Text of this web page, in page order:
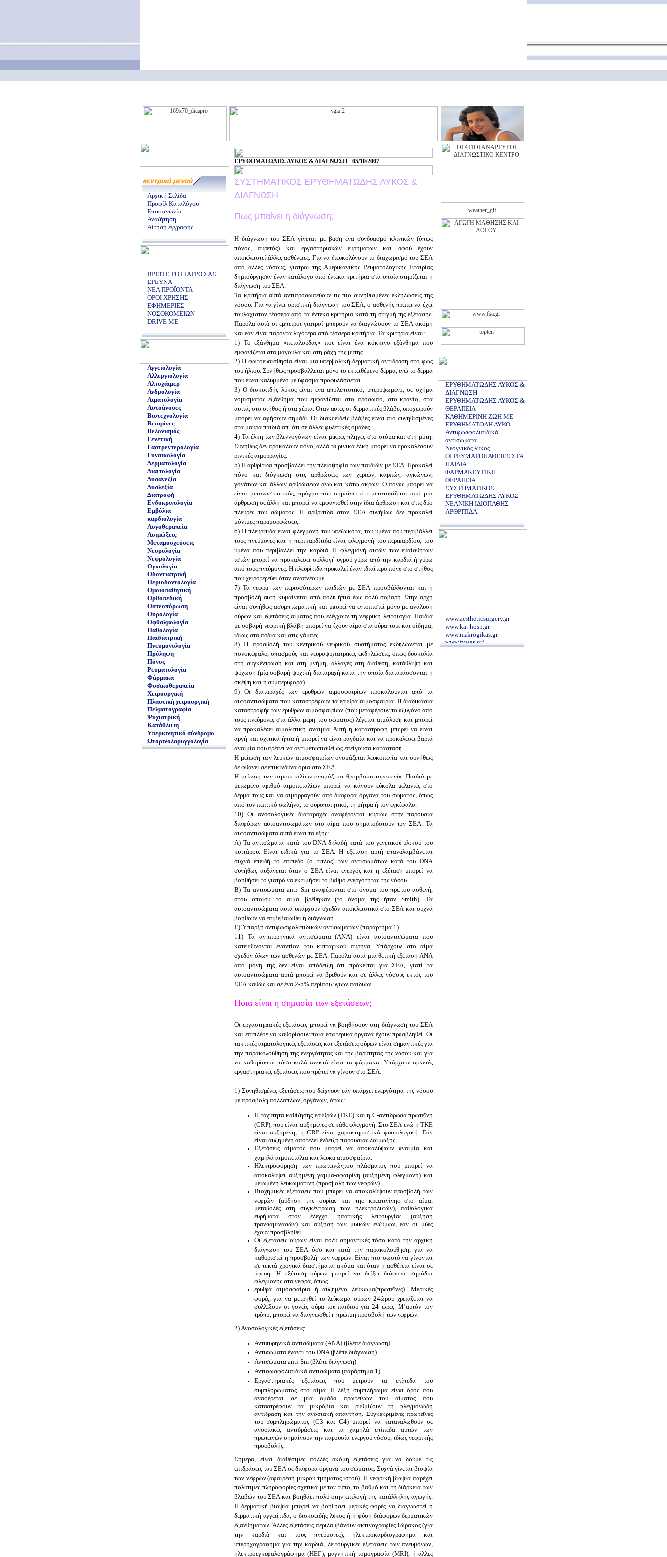
Αρχική Σελίδα
Προφίλ Καταλόγου
Επικοινωνία
Αναζήτηση
Αίτηση εγγραφής
ΒΡΕΙΤΕ ΤΟ ΓΙΑΤΡΟ ΣΑΣ
ΕΡΕΥΝΑ
ΝΕΑ ΠΡΟΪΟΝΤΑ
ΟΡΟΙ ΧΡΗΣΗΣ
ΕΦΗΜΕΡΙΕΣ
ΝΟΣΟΚΟΜΕΙΩΝ
DRIVE ME
Αγγειολογία
Αλλεργιολογία
Αλτσχάιμερ
Ανδρολογία
Αιματολογία
Αυτοάνοσες
Βιοτεχνολογία
Βιταμίνες
Βελονισμός
Γενετική
Γαστρεντερολογία
Γυναικολογία
Δερματολογία
Διαιτολογία
Δυσανεξία
Δυσλεξία
Διατροφή
Ενδοκρινολογία
Εμβόλια
καρδιολογία
Λογοθεραπεία
Λοιμώξεις
Μεταμοσχεύσεις
Νευρολογία
Νεφρολογία
Ογκολογία
Οδοντιατρική
Περιοδοντολογία
Ομοιοπαθητική
Ορθοπεδική
Οστεοπόρωση
Ουρολογία
Οφθαλμολογία
Παθολογία
Παιδιατρική
Πνευμονολογία
Πρόληψη
Πόνος
Ρευματολογία
Φάρμακα
Φυσικοθεραπεία
Χειρουργική
Πλαστική χειρουργική
Πελματογραφία
Ψυχιατρική
Κατάθλιψη
Υπερκινητικό σύνδρομο
Ωτορινολαρυγγολογία
ΕΡΥΘΗΜΑΤΩΔΗΣ ΛΥΚΟΣ & ΔΙΑΓΝΩΣΗ - 05/10/2007
ΣΥΣΤΗΜΑΤΙΚΟΣ ΕΡΥΘΗΜΑΤΩΔΗΣ ΛΥΚΟΣ &
ΔΙΑΓΝΩΣΗ
Πως μπαίνει η διάγνωση;
Η διάγνωση του ΣΕΛ γίνεται με βάση ένα συνδυασμό κλινικών (όπως
πόνος, πυρετός) και εργαστηριακών ευρημάτων και αφού έχουν
αποκλειστεί άλλες ασθένειες. Για να διευκολύνουν το διαχωρισμό του ΣΕΛ
από άλλες νόσους, γιατροί της Αμερικανικής Ρευματολογικής Εταιρίας
δημιούργησαν έναν κατάλογο από έντεκα κριτήρια στα οποία στηρίζεται η
διάγνωση του ΣΕΛ.
Τα κριτήρια αυτά αντιπροσωπεύουν τις πιο συνηθισμένες εκδηλώσεις της
νόσου. Για να γίνει οριστική διάγνωση του ΣΕΛ, ο ασθενής πρέπει να έχει
τουλάχιστον τέσσερα από τα έντεκα κριτήρια κατά τη στιγμή της εξέτασης.
Παρόλα αυτά οι έμπειροι γιατροί μπορούν να διαγνώσουν το ΣΕΛ ακόμη
και εάν είναι παρόντα λιγότερα από τέσσερα κριτήρια. Τα κριτήρια είναι:
1) Το εξάνθημα «πεταλούδας» που είναι ένα κόκκινο εξάνθημα που
εμφανίζεται στα μάγουλα και στη ράχη της μύτης.
2) Η φωτοευαισθησία είναι μια υπερβολική δερματική αντίδραση στο φως
του ήλιου. Συνήθως προσβάλλεται μόνο το εκτειθέμενο δέρμα, ενώ το δέρμα
που είναι καλυμμένο με ύφασμα προφυλάσσεται.
3) Ο δισκοειδής λύκος είναι ένα απολεπιστικό, υπερυψωμένο, σε σχήμα
νομίσματος εξάνθημα που εμφανίζεται στο πρόσωπο, στο κρανίο, στα
αυτιά, στο στήθος ή στα χέρια. Όταν αυτές οι δερματικές βλάβες υποχωρούν
μπορεί να αφήσουν σημάδι. Οι δισκοειδείς βλάβες είναι πιο συνηθισμένες
στα μαύρα παιδιά απ’ ότι σε άλλες φυλετικές ομάδες.
4) Τα έλκη των βλεννογόνων είναι μικρές πληγές στο στόμα και στη μύτη.
Συνήθως δεν προκαλούν πόνο, αλλά τα ρινικά έλκη μπορεί να προκαλέσουν
ρινικές αιμορραγίες.
5) Η αρθρίτιδα προσβάλλει την πλειοψηφία των παιδιών με ΣΕΛ. Προκαλεί
πόνο και διόγκωση στις αρθρώσεις των χεριών, καρπών, αγκώνων,
γονάτων και άλλων αρθρώσεων άνω και κάτω άκρων. Ο πόνος μπορεί να
είναι μεταναστευτικός, πράγμα που σημαίνει ότι μετατοπίζεται από μια
άρθρωση σε άλλη και μπορεί να εμφανισθεί στην ίδια άρθρωση και στις δύο
πλευρές του σώματος. Η αρθρίτιδα στον ΣΕΛ συνήθως δεν προκαλεί
μόνιμες παραμορφώσεις.
6) Η πλευρίτιδα είναι φλεγμονή του υπεζωκότα, του υμένα που περιβάλλει
τους πνεύμονες και η περικαρδίτιδα είναι φλεγμονή του περικαρδίου, του
υμένα που περιβάλλει την καρδιά. Η φλεγμονή αυτών των ευαίσθητων
ιστών μπορεί να προκαλέσει συλλογή υγρού γύρω από την καρδιά ή γύρω
από τους πνεύμονες. Η πλευρίτιδα προκαλεί έναν ιδιαίτερο πόνο στο στήθος
που χειροτερεύει όταν αναπνέουμε.
7) Τα νεφρά των περισσότερων παιδιών με ΣΕΛ προσβάλλονται και η
προσβολή αυτή κυμαίνεται από πολύ ήπια έως πολύ σοβαρή. Στην αρχή
είναι συνήθως ασυμπτωματική και μπορεί να εντοπιστεί μόνο με ανάλυση
ούρων και εξετάσεις αίματος που ελέγχουν τη νεφρική λειτουργία. Παιδιά
με σοβαρή νεφρική βλάβη μπορεί να έχουν αίμα στα ούρα τους και οίδημα,
ιδίως στα πόδια και στις γάμπες.
8) Η προσβολή του κεντρικού νευρικού συστήματος εκδηλώνεται με
πονοκέφαλο, σπασμούς και νευροψυχιατρικές εκδηλώσεις, όπως δυσκολία
στη συγκέντρωση και στη μνήμη, αλλαγές στη διάθεση, κατάθλιψη και
ψύχωση (μία σοβαρή ψυχική διαταραχή κατά την οποία διαταράσσονται η
σκέψη και η συμπεριφορά).
9) Οι διαταραχές των ερυθρών αιμοσφαιρίων προκαλούνται από τα
αυτοαντισώματα που καταστρέφουν τα ερυθρά αιμοσφαίρια. Η διαδικασία
καταστροφής των ερυθρών αιμοσφαιρίων (που μεταφέρουν το οξυγόνο από
τους πνεύμονες στα άλλα μέρη του σώματος) λέγεται αιμόλυση και μπορεί
να προκαλέσει αιμολυτική αναιμία. Αυτή η καταστροφή μπορεί να είναι
αργή και σχετικά ήπια ή μπορεί να είναι ραγδαία και να προκαλέσει βαριά
αναιμία που πρέπει να αντιμετωπισθεί ως επείγουσα κατάσταση.
Η μείωση των λευκών αιμοσφαιρίων ονομάζεται λευκοπενία και συνήθως
δε φθάνει σε επικίνδυνα όρια στο ΣΕΛ.
Η μείωση των αιμοπεταλίων ονομάζεται θρομβοκυτταροπενία. Παιδιά με
μειωμένο αριθμό αιμοπεταλίων μπορεί να κάνουν εύκολα μελανιές στο
δέρμα τους και να αιμορραγούν από διάφορα όργανα του σώματος, όπως
από τον πεπτικό σωλήνα, το ουροποιητικό, τη μήτρα ή τον εγκέφαλο.
10) Οι ανοσολογικές διαταραχές αναφέρονται κυρίως στην παρουσία
διαφόρων αυτοαντισωμάτων στο αίμα που σηματοδοτούν τον ΣΕΛ. Τα
αυτοαντισώματα αυτά είναι τα εξής:
Α) Τα αντισώματα κατά του DNA δηλαδή κατά του γενετικού υλικού του
κυττάρου. Είναι ειδικά για το ΣΕΛ. Η εξέταση αυτή επαναλαμβάνεται
συχνά επειδή το επίπεδο (ο τίτλος) των αντισωμάτων κατά του DNA
συνήθως αυξάνεται όταν ο ΣΕΛ είναι ενεργός και η εξέταση μπορεί να
βοηθήσει το γιατρό να εκτιμήσει το βαθμό ενεργότητας της νόσου.
Β) Τα αντισώματα anti–Sm αναφέρονται στο όνομα του πρώτου ασθενή,
στου οποίου το αίμα βρέθηκαν (το όνομά της ήταν Smith). Τα
αυτοαντισώματα αυτά υπάρχουν σχεδόν αποκλειστικά στο ΣΕΛ και συχνά
βοηθούν να επιβεβαιωθεί η διάγνωση.
Γ) Ύπαρξη αντιφωσφολιπιδικών αντισωμάτων (παράρτημα 1).
11) Τα αντιπυρηνικά αντισώματα (ΑΝΑ) είναι αυτοαντισώματα που
κατευθύνονται εναντίον του κυτταρικού πυρήνα. Υπάρχουν στο αίμα
σχεδόν όλων των ασθενών με ΣΕΛ. Παρόλα αυτά μια θετική εξέταση ΑΝΑ
από μόνη της δεν είναι απόδειξη ότι πρόκειται για ΣΕΛ, γιατί τα
αυτοαντισώματα αυτά μπορεί να βρεθούν και σε άλλες νόσους εκτός του
ΣΕΛ καθώς και σε ένα 2-5% περίπου υγιών παιδιών.
Ποια είναι η σημασία των εξετάσεων;
Οι εργαστηριακές εξετάσεις μπορεί να βοηθήσουν στη διάγνωση του ΣΕΛ
και επιπλέον να καθορίσουν ποια εσωτερικά όργανα έχουν προσβληθεί. Οι
τακτικές αιματολογικές εξετάσεις και εξετάσεις ούρων είναι σημαντικές για
την παρακολούθηση της ενεργότητας και της βαρύτητας της νόσου και για
να καθορίσουν πόσο καλά ανεκτά είναι τα φάρμακα. Υπάρχουν αρκετές
εργαστηριακές εξετάσεις που πρέπει να γίνουν στο ΣΕΛ:
1) Συνηθισμένες εξετάσεις που δείχνουν εάν υπάρχει ενεργότητα της νόσου
με προσβολή πολλαπλών, οργάνων, όπως:
Η ταχύτητα καθίζησης ερυθρών (ΤΚΕ) και η C-αντιδρώσα πρωτεΐνη
(CRP), που είναι αυξημένες σε κάθε φλεγμονή. Στο ΣΕΛ ενώ η ΤΚΕ
είναι αυξημένη, η CRP είναι χαρακτηριστικά φυσιολογική. Εάν
είναι αυξημένη αποτελεί ένδειξη παρουσίας λοίμωξης.
Εξετάσεις αίματος που μπορεί να αποκαλύψουν αναιμία και
χαμηλά αιμοπετάλια και λευκά αιμοσφαίρια.
Hλεκτροφόρηση των πρωτεϊνώνֵτου πλάσματος που μπορεί να
αποκαλύψει αυξημένη γαμμα-σφαιρίνη (αυξημένη φλεγμονή) και
μειωμένη λευκωματίνη (προσβολή των νεφρών).
Βιοχημικές εξετάσεις που μπορεί να αποκαλύψουν προσβολή των
νεφρών (αύξηση της ουρίας και της κρεατινίνης στο αίμα,
μεταβολές στη συγκέντρωση των ηλεκτρολυτών), παθολογικά
ευρήματα στον έλεγχο ηπατικής λειτουργίας (αύξηση
τρανσαμινασών) και αύξηση των μυικών ενζύμων, εάν οι μύες
έχουν προσβληθεί.
Οι εξετάσεις ούρων είναι πολύ σημαντικές τόσο κατά την αρχική
διάγνωση του ΣΕΛ όσο και κατά την παρακολούθηση, για να
καθοριστεί η προσβολή των νεφρών. Είναι πιο σωστό να γίνονται
σε τακτά χρονικά διαστήματα, ακόμα και όταν η ασθένεια είναι σε
ύφεση. Η εξέταση ούρων μπορεί να δείξει διάφορα σημάδια
φλεγμονής στα νεφρά, όπως
ερυθρά αιμοσφαίρια ή αυξημένο λεύκωμα(πρωτεΐνες). Μερικές
φορές, για να μετρηθεί το λεύκωμα ούρων 24ώρου χρειάζεται να
συλλέξουν οι γονείς ούρα του παιδιού για 24 ώρες. Μ’αυτόν τον
τρόπο, μπορεί να διαγνωσθεί η πρώιμη προσβολή των νεφρών.
2) Ανοσολογικές εξετάσεις:
Αντιπυρηνικά αντισώματα (ΑΝΑ) (βλέπε διάγνωση)
Αντισώματα έναντι του DNA (βλέπε διάγνωση)
Αντισώματα anti-Sm (βλέπε διάγνωση)
Αντιφωσφολιπιδικά αντισώματα (παράρτημα 1)
Εργαστηριακές εξετάσεις που μετρούν τα επίπεδα του
συμπληρώματος στο αίμα. Η λέξη συμπλήρωμα είναι όρος που
αναφέρεται σε μια ομάδα πρωτεϊνών του αίματος που
καταστρέφουν τα μικρόβια και ρυθμίζουν τη φλεγμονώδη
αντίδραση και την ανοσιακή απάντηση. Συγκεκριμένες πρωτεΐνες
του συμπληρώματος (C3 και C4) μπορεί να καταναλωθούν σε
ανοσιακές αντιδράσεις και τα χαμηλά επίπεδα αυτών των
πρωτεϊνών σημαίνουν την παρουσία ενεργού νόσου, ιδίως νεφρικής
προσβολής.
Σήμερα, είναι διαθέσιμες πολλές ακόμη εξετάσεις για να δούμε τις
επιδράσεις του ΣΕΛ σε διάφορα όργανα του σώματος. Συχνά γίνεται βιοψία
των νεφρών (αφαίρεση μικρού τμήματος ιστού). Η νεφρική βιοψία παρέχει
πολύτιμες πληροφορίες σχετικά με τον τύπο, το βαθμό και τη διάρκεια των
βλαβών του ΣΕΛ και βοηθάει πολύ στην επιλογή της κατάλληλης αγωγής.
Η δερματική βιοψία μπορεί να βοηθήσει μερικές φορές να διαγνωστεί η
δερματική αγγειίτιδα, ο δισκοειδής λύκος ή η φύση διάφορων δερματικών
εξανθημάτων. Άλλες εξετάσεις περιλαμβάνουν ακτινογραφίες θώρακος (για
την καρδιά και τους πνεύμονες), ηλεκτροκαρδιογράφημα και
υπερηχογράφημα για την καρδιά, λειτουργικές εξετάσεις των πνευμόνων,
ηλεκτροεγκεφαλογράφημα (ΗΕΓ), μαγνητική τομογραφία (ΜRΙ), ή άλλες
ΕΡΥΘΗΜΑΤΩΔΗΣ ΛΥΚΟΣ &
ΔΙΑΓΝΩΣΗ
ΕΡΥΘΗΜΑΤΩΔΗΣ ΛΥΚΟΣ &
ΘΕΡΑΠΕΙΑ
ΚΑΘΗΜΕΡΙΝΗ ΖΩΗ ΜΕ
ΕΡΥΘΗΜΑΤΩΔΗ ΛΥΚΟ
Αντιφωσφολιπιδικά
αντισώματα
Νεογνικός λύκος
ΟΙ ΡΕΥΜΑΤΟΠΑΘΕΙΕΣ ΣΤΑ
ΠΑΙΔΙΑ
ΦΑΡΜΑΚΕΥΤΙΚΗ
ΘΕΡΑΠΕΙΑ
ΣΥΣΤΗΜΑΤΙΚΟΣ
ΕΡΥΘΗΜΑΤΩΔΗΣ ΛΥΚΟΣ
ΝΕΑΝΙΚΗ ΙΔΙΟΠΑΘΗΣ
ΑΡΘΡΙΤΙΔΑ
www.kat-hosp.gr
www.makrogikas.gr
www.fyssas.gr/
www.patsialas.gr/